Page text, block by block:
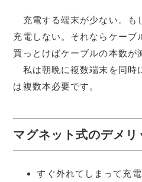
充電する端末が少ない。も
充電しない。それならケーブ
買っとけばケーブルの本数が
私は朝晩に複数端末を同時
は複数本必要です。
マグネット式のデメリ
すぐ外れてしまって充